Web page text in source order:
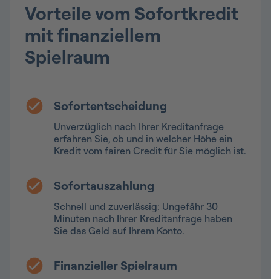
Vorteile vom Sofortkredit
mit finanziellem
Spielraum
Sofortentscheidung
Unverzüglich nach Ihrer Kreditanfrage
erfahren Sie, ob und in welcher Höhe ein
Kredit vom fairen Credit für Sie möglich ist.
Sofortauszahlung
Schnell und zuverlässig: Ungefähr 30
Minuten nach Ihrer Kreditanfrage haben
Sie das Geld auf Ihrem Konto.
Finanzieller Spielraum